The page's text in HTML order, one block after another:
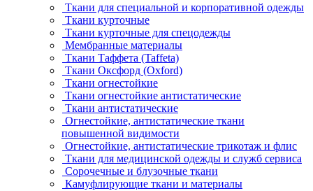
Ткани для специальной и корпоративной одежды
Ткани курточные
Ткани курточные для спецодежды
Мембранные материалы
Ткани Таффета (Taffeta)
Ткани Оксфорд (Oxford)
Ткани огнестойкие
Ткани огнестойкие антистатические
Ткани антистатические
Огнестойкие, антистатические ткани
повышенной видимости
Огнестойкие, антистатические трикотаж и флис
Ткани для медицинской одежды и служб сервиса
Сорочечные и блузочные ткани
Камуфлирующие ткани и материалы